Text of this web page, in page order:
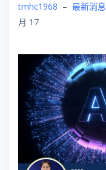
tmhc1968 – 最新消息
月 17